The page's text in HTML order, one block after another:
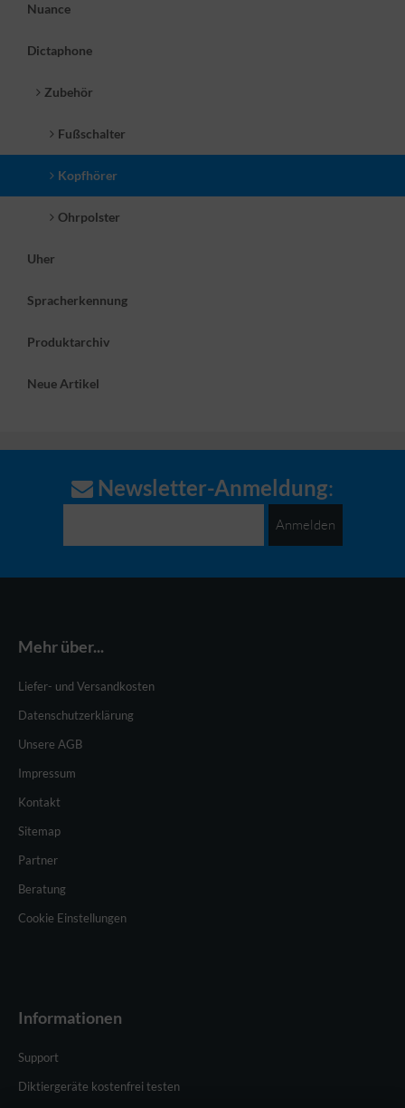
Nuance
Dictaphone
Zubehör
Fußschalter
Kopfhörer
Ohrpolster
Uher
Spracherkennung
Produktarchiv
Neue Artikel
Newsletter-Anmeldung
Anmelden
Mehr über...
Liefer- und Versandkosten
Datenschutzerklärung
Unsere AGB
Impressum
Kontakt
Sitemap
Partner
Beratung
Cookie Einstellungen
Informationen
Support
Diktiergeräte kostenfrei testen